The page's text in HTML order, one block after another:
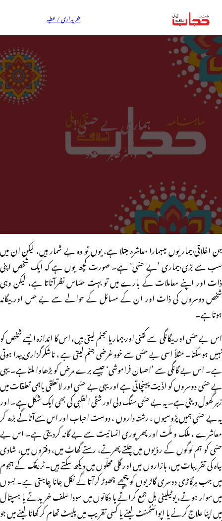
خریداری / عطیہ
ہماری بے حسی!
ڈاکٹر طاہر مسعود
جن اخلاقی بیماریوں میںہمارا معاشرہ مبتلا ہے، یوں تو وہ بے شمار ہیں، لیکن ان میں
سب سے بڑی بیماری ’بے حسّی‘ ہے۔ صورت کچھ یوں ہے کہ ایک شخص اپنی
ذات اور اپنے معاملات کے بارے میں تو بہت حسّاس نظرآتاتا ہے، لیکن وہی
شخص دوسروں کی ذات اور ان کے مسائل کے حوالے سے بے حس اور بیگانہ
ہوتاہے۔
اس بے حسّی اور بیگانگی سے کتنی اور بیماریاںجنم لیتی ہیں، اس کا اندازہ ایسے شخص کو
نہیں ہوسکتا۔ مثلاً اسی بے حسّی سے خود غرضی جنم لیتی ہے ، ناشکرگزاری پیدا ہوتی
ہے۔ اس بے گانگی سے ’احسان فراموشی‘ جیسے برے مرض کو بڑھاوا ملتاہے۔ یہی
بے حسّی دوسروں کو اذّیت پہنچاتی ہے اور یہی بے حسّی اور لاتعلقی باہمی تعلقات میں
زہر گھول دیتی ہے۔ یہ بے حسّی سنگ دلی اور شقی القلبی کی بھی ایک شکل ہے۔ اور
یہ بے حسّی ہمیں پڑوسیوں ، رشتہ داروں ، دوست احباب اور اس سےآتاگے بڑھ کر
معاشرے ، ملک و ملّت اور پھر پوری انسانیت سے بے گانہ کردیتی ہے۔ اس بے
حسّی کو ہم لوگوں کے روّیوں میں چلتے پھرتے، رستے گھاٹ میں، دفتروں میں، شادی
بیاہ کی تقریبات میں، بازاروں میں اور گلی محلّوں میں دیکھ سکتے ہیں۔ ٹریفک کے ہجوم
میں جب ہرگاڑی دوسری گاڑیوں کو پیچھے چھوڑ کرآتاگے نکل جانا چاہتی ہے۔ بسوں
میں سوار ہوتے، یوٹیلیٹی بل جمع کراتے یا دکانوں میں سودا سلف خریدتے یا ہسپتال
میں اپنا علاج کرنے یا اپوائنٹمنٹ لینے یا کسی تقریب میں پلیٹ تھام کر کھانا لینے میں جو